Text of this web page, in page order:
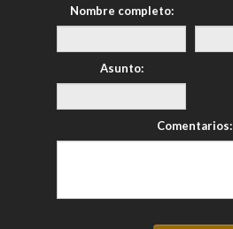
Nombre completo:
Asunto:
Comentarios: